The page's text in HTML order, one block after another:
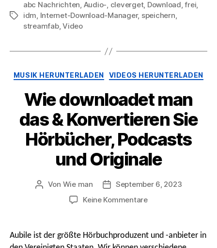
Stichworte
abc Nachrichten, Audio-, cleverget, Download,frei,
idm, Internet-Download-Manager, speichern,
streamfab,Video
Kategorien
MUSIK HERUNTERLADEN VIDEOS HERUNTERLADEN
Wie downloadet man
das & Konvertieren Sie
Hörbücher, Podcasts
und Originale
Beitragsautor
Von Wie man
Nach
Datum
September 6, 2023
Keine KommentareAn
man
das
Aubile ist der größte Hörbuchproduzent und -anbieter in